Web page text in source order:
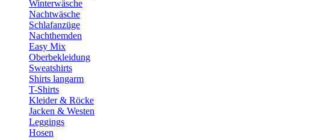
Winterwäsche
Nachtwäsche
Schlafanzüge
Nachthemden
Easy Mix
Oberbekleidung
Sweatshirts
Shirts langarm
T-Shirts
Kleider & Röcke
Jacken & Westen
Leggings
Hosen